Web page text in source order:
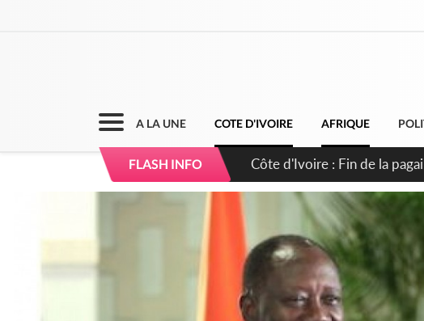
A LA UNE COTE D'IVOIRE AFRIQUE
FLASH INFO Côte d'Ivoire : Fin de la